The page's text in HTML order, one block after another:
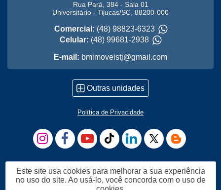
Rua Pará, 384 - Sala 01
Universitário - Tijucas/SC 88200-000
Comercial: (48) 98823-6323
Celular: (48) 99681-2938
E-mail: bmimoveistj@gmail.com
Outras unidades
Política de Privacidade
Este site usa cookies para melhorar a sua experiência
no uso do site. Ao usá-lo, você concorda com o uso de